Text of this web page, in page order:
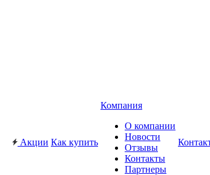
Акции Как купить
Компания
О компании
Новости
Отзывы
Контакты
Партнеры